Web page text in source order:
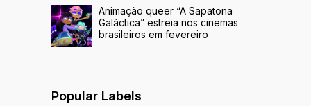
Animação queer “A Sapatona
Galáctica” estreia nos cinemas
brasileiros em fevereiro
Popular Labels